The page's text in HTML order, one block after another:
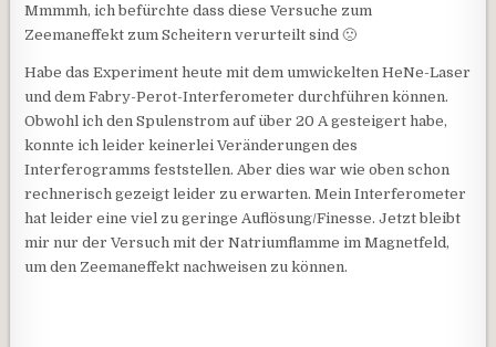
Mmmmh, ich befürchte dass diese Versuche zum
Zeemaneffekt zum Scheitern verurteilt sind 🙁
Habe das Experiment heute mit dem umwickelten HeNe-Laser
und dem Fabry-Perot-Interferometer durchführen können.
Obwohl ich den Spulenstrom auf über 20 A gesteigert habe,
konnte ich leider keinerlei Veränderungen des
Interferogramms feststellen. Aber dies war wie oben schon
rechnerisch gezeigt leider zu erwarten. Mein Interferometer
hat leider eine viel zu geringe Auflösung/Finesse. Jetzt bleibt
mir nur der Versuch mit der Natriumflamme im Magnetfeld,
um den Zeemaneffekt nachweisen zu können.